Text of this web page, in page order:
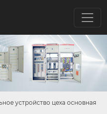
устройство цеха основная